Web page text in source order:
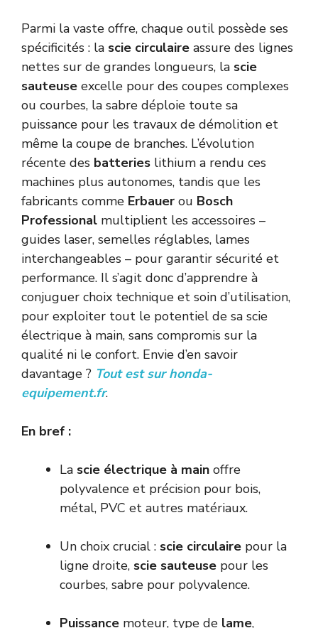
Parmi la vaste offre, chaque outil possède ses
spécificités : la scie circulaire assure des lignes
nettes sur de grandes longueurs, la scie
sauteuse excelle pour des coupes complexes
ou courbes, la sabre déploie toute sa
puissance pour les travaux de démolition et
même la coupe de branches. L’évolution
récente des batteries lithium a rendu ces
machines plus autonomes, tandis que les
fabricants comme Erbauer ou Bosch
Professional multiplient les accessoires –
guides laser, semelles réglables, lames
interchangeables – pour garantir sécurité et
performance. Il s’agit donc d’apprendre à
conjuguer choix technique et soin d’utilisation,
pour exploiter tout le potentiel de sa scie
électrique à main, sans compromis sur la
qualité ni le confort. Envie d’en savoir
davantage ? Tout est sur honda-
equipement.fr.
En bref :
La scie électrique à main offre
polyvalence et précision pour bois,
métal, PVC et autres matériaux.
Un choix crucial : scie circulaire pour la
ligne droite, scie sauteuse pour les
courbes, sabre pour polyvalence.
Puissance moteur, type de lame,